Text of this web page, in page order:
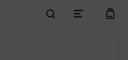
search menu cart